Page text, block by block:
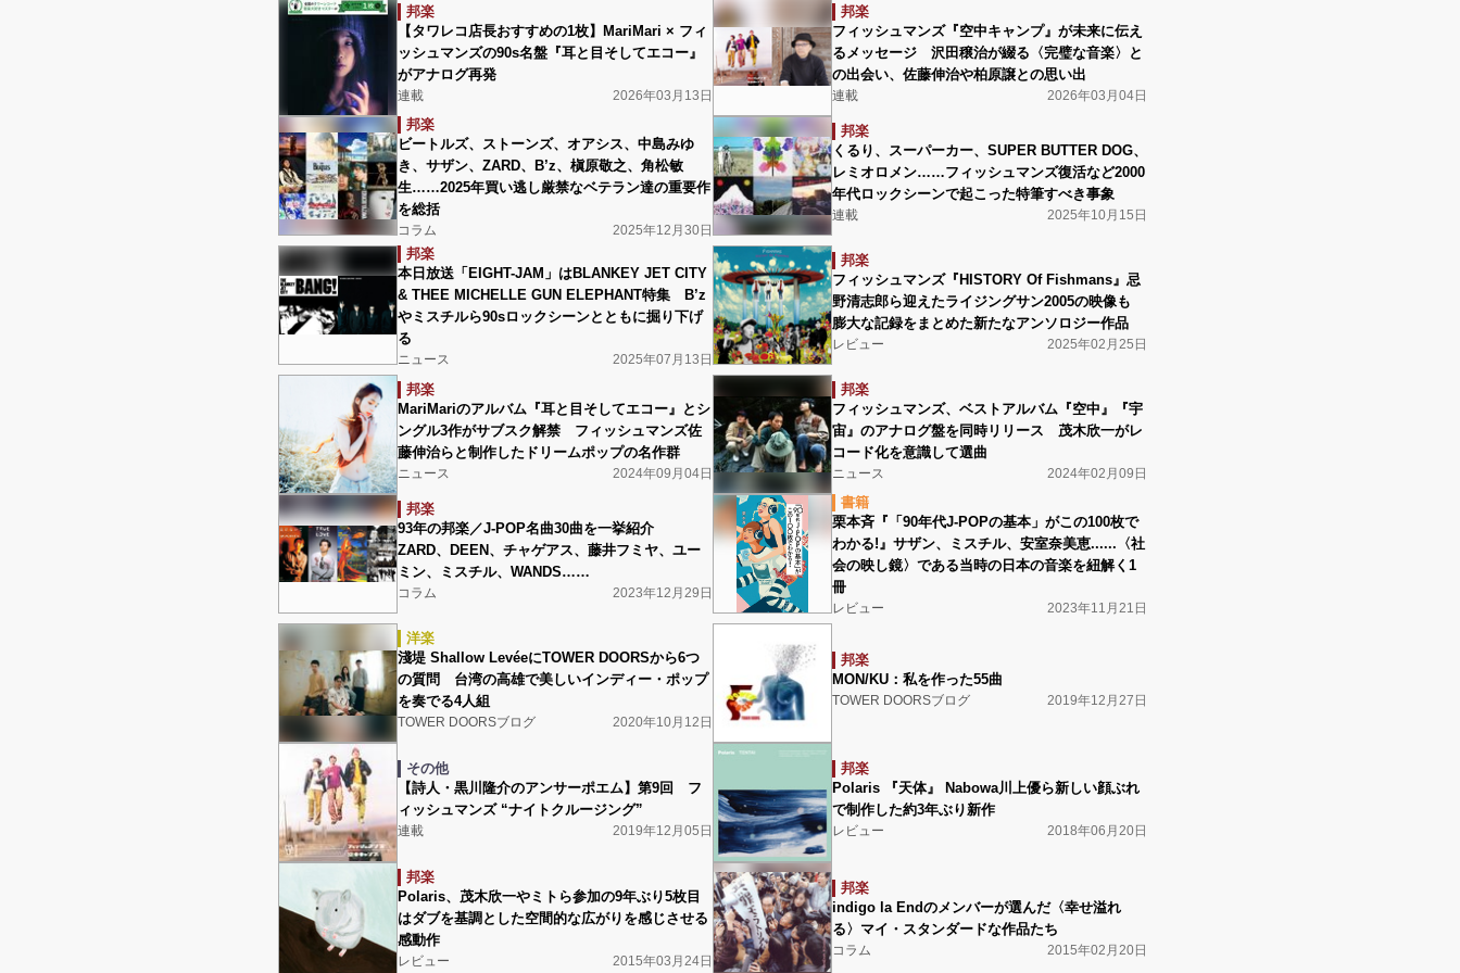
邦楽
‎【タワレコ店長おすすめの1枚】MariMari × フィ
ッシュマンズの90s名盤『耳と目そしてエコー』
がアナログ再発
連載 2026年03月13日
邦楽
フィッシュマンズ『空中キャンプ』が未来に伝え
るメッセージ 沢田穣治が綴る〈完璧な音楽〉と
の出会い、佐藤伸治や柏原譲との思い出
連載 2026年03月04日
邦楽
ビートルズ、ストーンズ、オアシス、中島みゆ
き、サザン、ZARD、B’z、槇原敬之、角松敏
生……2025年買い逃し厳禁なベテラン達の重要作
を総括
コラム 2025年12月30日
邦楽
くるり、スーパーカー、SUPER BUTTER DOG、
レミオロメン……フィッシュマンズ復活など2000
年代ロックシーンで起こった特筆すべき事象
連載 2025年10月15日
邦楽
本日放送「EIGHT-JAM」はBLANKEY JET CITY
& THEE MICHELLE GUN ELEPHANT特集 B’z
やミスチルら90sロックシーンとともに掘り下げ
る
ニュース 2025年07月13日
邦楽
フィッシュマンズ『HISTORY Of Fishmans』忌
野清志郎ら迎えたライジングサン2005の映像も
膨大な記録をまとめた新たなアンソロジー作品
レビュー 2025年02月25日
邦楽
MariMariのアルバム『耳と目そしてエコー』とシ
ングル3作がサブスク解禁 フィッシュマンズ佐
藤伸治らと制作したドリームポップの名作群
ニュース 2024年09月04日
邦楽
フィッシュマンズ、ベストアルバム『空中』『宇
宙』のアナログ盤を同時リリース 茂木欣一がレ
コード化を意識して選曲
ニュース 2024年02月09日
邦楽
93年の邦楽／J-POP名曲30曲を一挙紹介
ZARD、DEEN、チャゲアス、藤井フミヤ、ユー
ミン、ミスチル、WANDS……
コラム 2023年12月29日
書籍
栗本斉『「90年代J-POPの基本」がこの100枚で
わかる!』サザン、ミスチル、安室奈美恵......〈社
会の映し鏡〉である当時の日本の音楽を紐解く1
冊
レビュー 2023年11月21日
洋楽
淺堤 Shallow LevéeにTOWER DOORSから6つ
の質問 台湾の高雄で美しいインディー・ポップ
を奏でる4人組
TOWER DOORSブログ 2020年10月12日
邦楽
MON/KU：私を作った55曲
TOWER DOORSブログ 2019年12月27日
その他
【詩人・黒川隆介のアンサーポエム】第9回 フ
ィッシュマンズ “ナイトクルージング”
連載 2019年12月05日
邦楽
Polaris 『天体』 Nabowa川上優ら新しい顔ぶれ
で制作した約3年ぶり新作
レビュー 2018年06月20日
邦楽
Polaris、茂木欣一やミトら参加の9年ぶり5枚目
はダブを基調とした空間的な広がりを感じさせる
感動作
レビュー 2015年03月24日
邦楽
indigo la Endのメンバーが選んだ〈幸せ溢れ
る〉マイ・スタンダードな作品たち
コラム 2015年02月20日